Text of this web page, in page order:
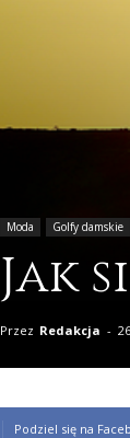
Moda Golfy damskie
Jak
Przez Redakcja -
Podziel się na